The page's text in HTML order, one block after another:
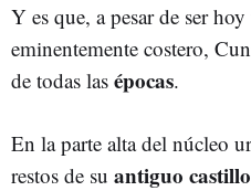
Y es que, a pesar de ser
eminentemente costero,
de todas las épocas.
En la parte alta del núcleo
restos de su antiguo castillo